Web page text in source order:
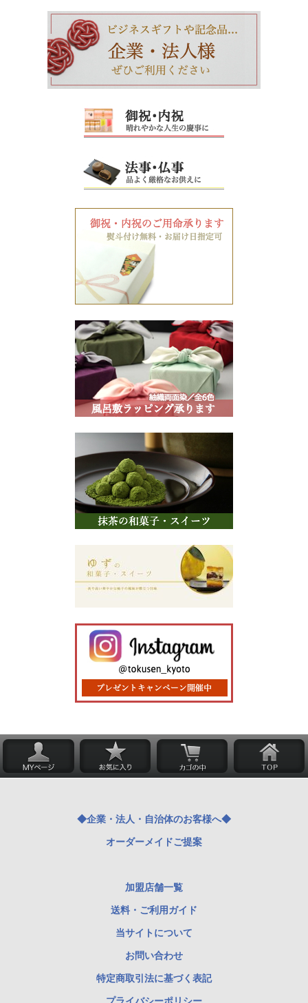
◆企業・法人・自治体のお客様へ◆
オーダーメイドご提案
加盟店舗一覧
送料・ご利用ガイド
当サイトについて
お問い合わせ
特定商取引法に基づく表記
プライバシーポリシー